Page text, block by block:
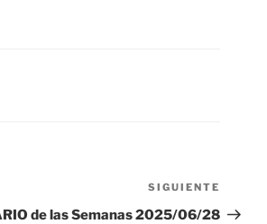
entrada
SIGUIENTE
de las Semanas 2025/06/28